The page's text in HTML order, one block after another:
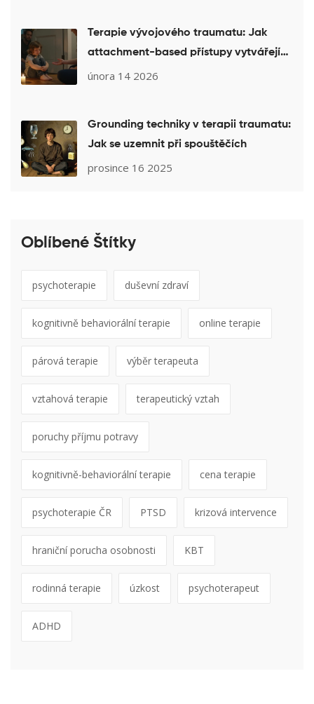
Terapie vývojového traumatu: Jak
attachment-based přístupy vytvářejí
bezpečí
února 14 2026
Grounding techniky v terapii traumatu:
Jak se uzemnit při spouštěčích
prosince 16 2025
Oblíbené Štítky
psychoterapie duševní zdraví
kognitivně behaviorální terapie online terapie
párová terapie výběr terapeuta
vztahová terapie terapeutický vztah
poruchy příjmu potravy
kognitivně-behaviorální terapie cena terapie
psychoterapie ČR PTSD krizová intervence
hraniční porucha osobnosti KBT
rodinná terapie úzkost psychoterapeut
ADHD